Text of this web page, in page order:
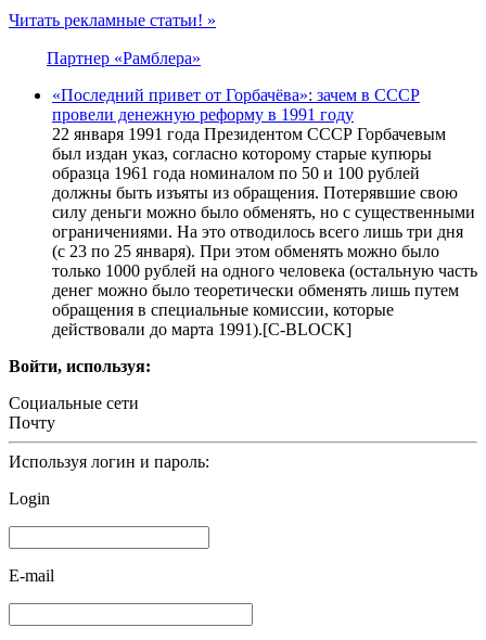
Читать рекламные статьи! »
Партнер «Рамблера»
«Последний привет от Горбачёва»: зачем в СССР
провели денежную реформу в 1991 году
22 января 1991 года Президентом СССР Горбачевым
был издан указ, согласно которому старые купюры
образца 1961 года номиналом по 50 и 100 рублей
должны быть изъяты из обращения. Потерявшие свою
силу деньги можно было обменять, но с существенными
ограничениями. На это отводилось всего лишь три дня
(с 23 по 25 января). При этом обменять можно было
только 1000 рублей на одного человека (остальную часть
денег можно было теоретически обменять лишь путем
обращения в специальные комиссии, которые
действовали до марта 1991).[С-BLOCK]
Войти, используя:
Социальные сети
Почту
Используя логин и пароль:
Login
E-mail